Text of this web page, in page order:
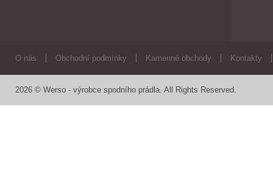
O nás Obchodní podmínky Kamenné obchody Kontakty
2026 © Werso - výrobce spodního prádla. All Rights Reserved.